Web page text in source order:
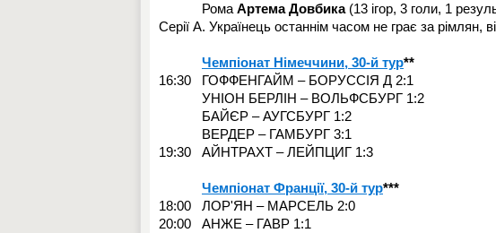
Рома АртемаДовбика(13 ігор, 3 голи, 1
Серії А. Українець останнім часом не грає за рімлян,
Чемпіонат Німеччини, 30-й тур**
16:30 ГОФФЕНГАЙМ – БОРУССІЯ Д 2:1
УНІОН БЕРЛІН – ВОЛЬФСБУРГ 1:2
БАЙЄР – АУГСБУРГ 1:2
ВЕРДЕР – ГАМБУРГ 3:1
19:30 АЙНТРАХТ – ЛЕЙПЦИГ 1:3
Чемпіонат Франції, 30-й тур***
18:00 ЛОР'ЯН – МАРСЕЛЬ 2:0
20:00 АНЖЕ – ГАВР 1:1